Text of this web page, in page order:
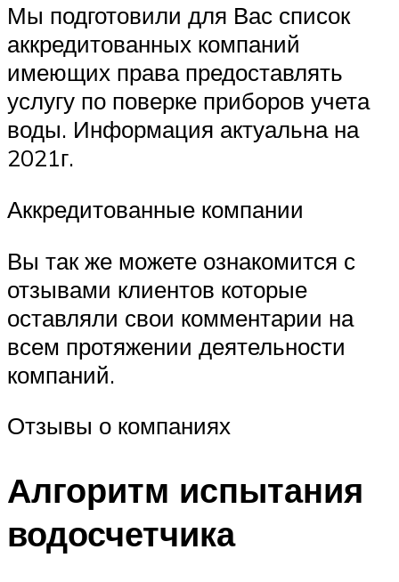
Мы подготовили для Вас список
аккредитованных компаний
имеющих права предоставлять
услугу по поверке приборов учета
воды. Информация актуальна на
2021г.
Аккредитованные компании
Вы так же можете ознакомится с
отзывами клиентов которые
оставляли свои комментарии на
всем протяжении деятельности
компаний.
Отзывы о компаниях
Алгоритм испытания
водосчетчика